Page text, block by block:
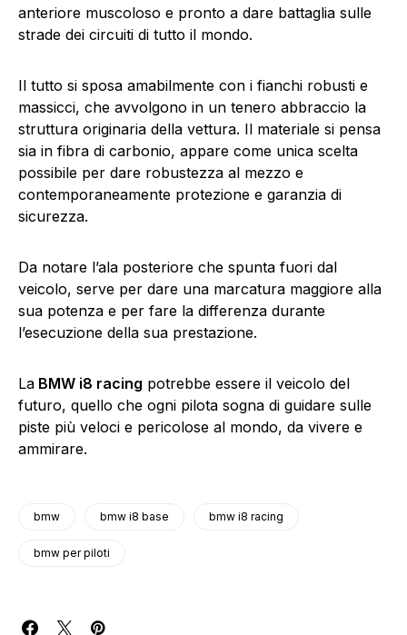
anteriore muscoloso e pronto a dare battaglia sulle
strade dei circuiti di tutto il mondo.
Il tutto si sposa amabilmente con i fianchi robusti e
massicci, che avvolgono in un tenero abbraccio la
struttura originaria della vettura. Il materiale si pensa
sia in fibra di carbonio, appare come unica scelta
possibile per dare robustezza al mezzo e
contemporaneamente protezione e garanzia di
sicurezza.
Da notare l’ala posteriore che spunta fuori dal
veicolo, serve per dare una marcatura maggiore alla
sua potenza e per fare la differenza durante
l’esecuzione della sua prestazione.
La BMW i8 racing potrebbe essere il veicolo del
futuro, quello che ogni pilota sogna di guidare sulle
piste più veloci e pericolose al mondo, da vivere e
ammirare.
bmw bmw i8 base bmw i8 racing
bmw per piloti